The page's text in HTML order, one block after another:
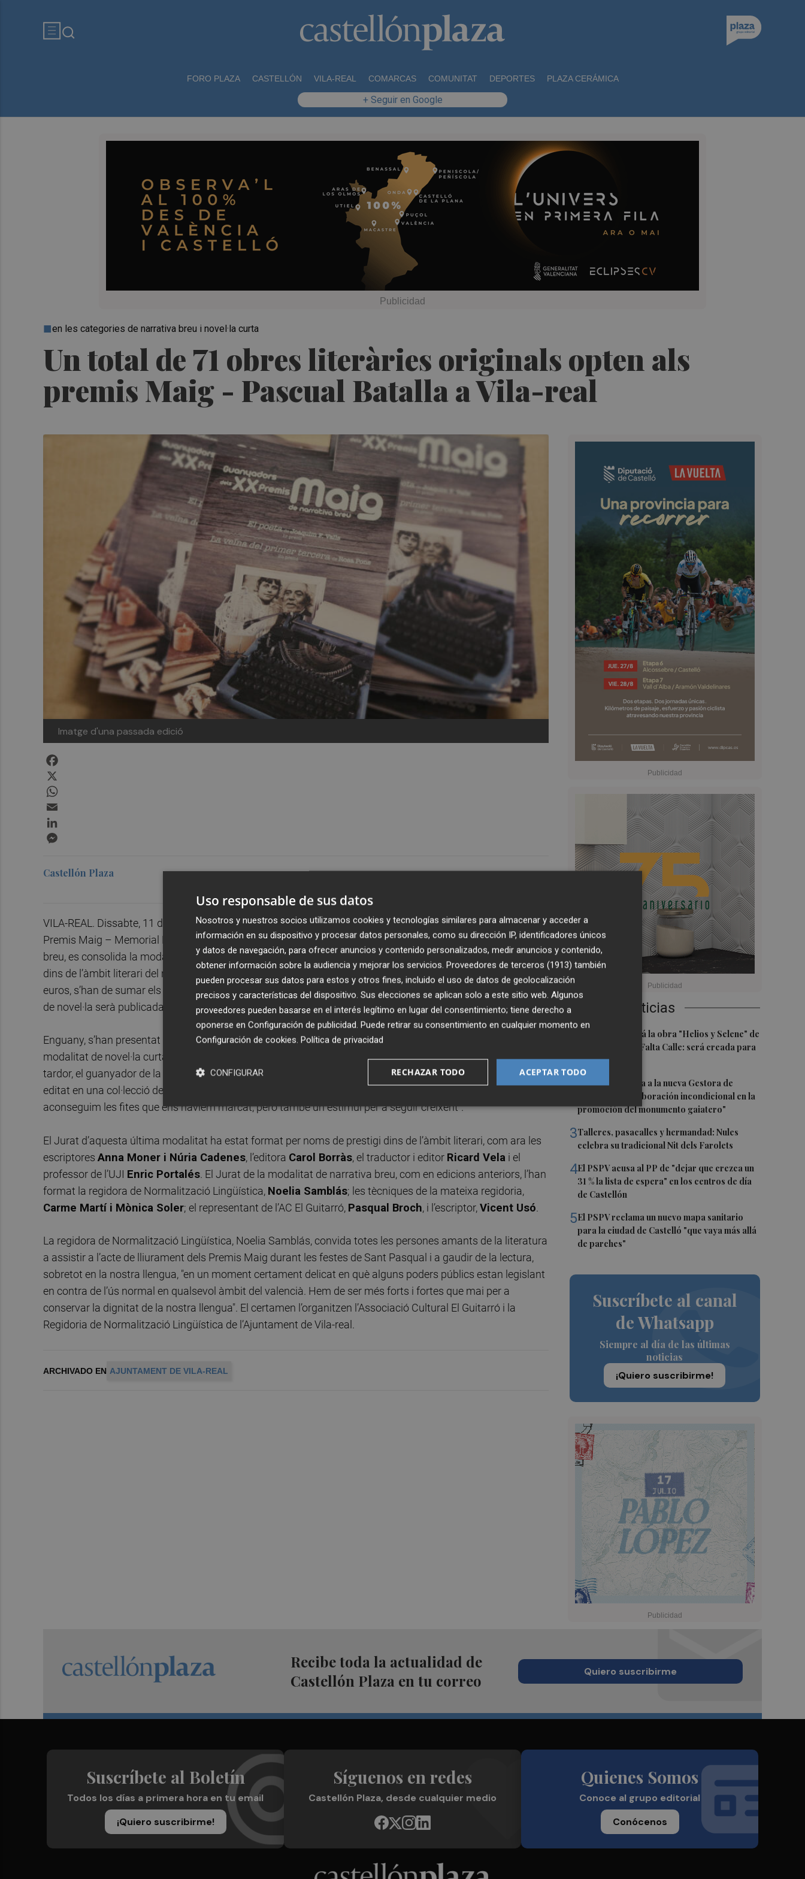
FORO PLAZA CASTELLÓN VILA-REAL COMARCAS COMUNITAT DEPORTES PLAZA CERÁMICA
+ Seguir en Google
Un total de 71 obres literàries originals opten als
premis Maig - Pascual Batalla a Vila-real
en les categories de narrativa breu i novel·la curta
Imatge d'una passada edició
Últimas Noticias
Castelló acogerá la obra "Helios y Selene" de
la compañía Te Falta Calle: será creada para
el eclipse
2Castelló traslada a la nueva Gestora de
Gaiates su "colaboración incondicional en la
promoción del monumento gaiatero"
3Talleres, pasacalles y hermandad: Nules
celebra su tradicional Nit dels Farolets
4El PSPV acusa al PP de "dejar que crezca un
31 % la lista de espera" en los centros de día
de Castellón
5El PSPV reclama un nuevo mapa sanitario
para la ciudad de Castelló "que vaya más allá
de parches"
Suscríbete al canal
de Whatsapp
Siempre al día de las últimas
noticias
¡Quiero suscribirme!
Castellón Plaza
VILA-REAL. Dissabte, 11 de maig, a les 12.00 h, el Gran Casino de Vila-real acollirà l’acte de lliurament dels
Premis Maig – Memorial Pasqual Batalla. En aquesta XXVII edició, a més del tradicional premi de narrativa
breu, es consolida la modalitat de novel·la curta amb la intenció que esdevinga un certamen de referència
dins de l’àmbit literari del nostre domini lingüístic. Així, al premi de contes, que manté la dotació de 600
euros, s’han de sumar els 2.000 euros de dotació de la nova modalitat. A més, l’obra guanyadora del premi
de novel·la serà publicada per l’editorial Bromera i estarà a la venda en llibreries de tot l’Estat.
Enguany, s’han presentat 71 originals, 57 contes al premi de narrativa breu i 14 obres han optat a la
modalitat de novel·la curta. En opinió de Vicent Usó, representant de l’AC El Guitarró "el fet que, des de la
tardor, el guanyador de la modalitat de novel·la curta es puga trobar en totes les llibreries i fires del llibre, i
editat en una col·lecció de prestigi, és, no sols una il·lusió, sinó la prova més clara que, a poc a poc,
aconseguim les fites que ens havíem marcat, però també un estímul per a seguir creixent".
El Jurat d’aquesta última modalitat ha estat format per noms de prestigi dins de l’àmbit literari, com ara les
escriptores Anna Moner i Núria Cadenes, l’editora Carol Borràs, el traductor i editor Ricard Vela i el
professor de l’UJI Enric Portalés. El Jurat de la modalitat de narrativa breu, com en edicions anteriors, l’han
format la regidora de Normalització Lingüística, Noelia Samblás; les tècniques de la mateixa regidoria,
Carme Martí i Mònica Soler; el representant de l’AC El Guitarró, Pasqual Broch, i l’escriptor,Vicent Usó.
La regidora de Normalització Lingüística, Noelia Samblás, convida totes les persones amants de la literatura
a assistir a l’acte de lliurament dels Premis Maig durant les festes de Sant Pasqual i a gaudir de la lectura,
sobretot en la nostra llengua, "en un moment certament delicat en què alguns poders públics estan legislant
en contra de l’ús normal en qualsevol àmbit del valencià. Hem de ser més forts i fortes que mai per a
conservar la dignitat de la nostra llengua". El certamen l’organitzen l’Associació Cultural El Guitarró i la
Regidoria de Normalització Lingüística de l’Ajuntament de Vila-real.
ARCHIVADO EN AJUNTAMENT DE VILA-REAL
Recibe toda la actualidad de
Castellón Plaza en tu correo
Quiero suscribirme
Suscríbete al Boletín
Todos los días a primera hora en tu email
¡Quiero suscribirme!
Síguenos en redes
Castellón Plaza, desde cualquier medio
Quienes Somos
Conoce al grupo editorial
Conócenos
Uso responsable de sus datos
Nosotros y nuestros socios utilizamos cookies y tecnologías similares para almacenar y acceder a
información en su dispositivo y procesar datos personales, como su dirección IP, identificadores únicos
y datos de navegación, para ofrecer anuncios y contenido personalizados, medir anuncios y contenido,
obtener información sobre la audiencia y mejorar los servicios. Proveedores de terceros (1913) también
pueden procesar sus datos para estos y otros fines, incluido el uso de datos de geolocalización
precisos y características del dispositivo. Sus elecciones se aplican solo a este sitio web. Algunos
proveedores pueden basarse en el interés legítimo en lugar del consentimiento; tiene derecho a
oponerse en Configuración de publicidad. Puede retirar su consentimiento en cualquier momento en
Configuración de cookies. Política de privacidad
ACEPTAR TODO
RECHAZAR TODO
CONFIGURAR